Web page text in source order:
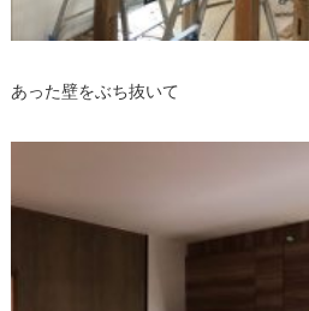
あった壁をぶち抜いて